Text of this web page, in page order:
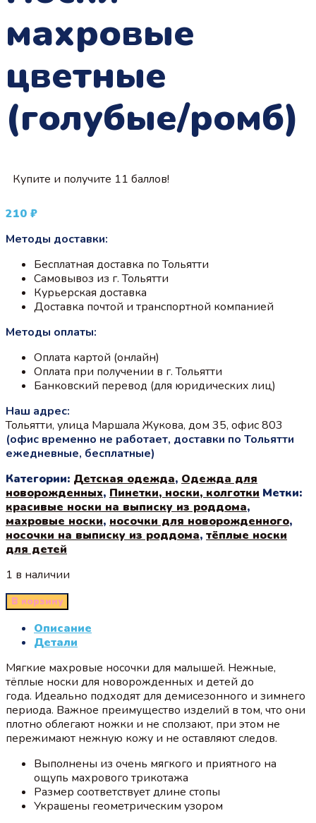
махровые
цветные
(голубые/ромб)
Купите и получите 11 баллов!
210 ₽
Методы доставки:
Бесплатная доставка по Тольятти
Самовывоз из г. Тольятти
Курьерская доставка
Доставка почтой и транспортной компанией
Методы оплаты:
Оплата картой (онлайн)
Оплата при получении в г. Тольятти
Банковский перевод (для юридических лиц)
Наш адрес:
Тольятти, улица Маршала Жукова, дом 35, офис 803
(офис временно не работает, доставки по Тольятти
ежедневные, бесплатные)
Категории: Детская одежда, Одежда для
новорожденных, Пинетки, носки, колготки Метки:
красивые носки на выписку из роддома,
махровые носки, носочки для новорожденного,
носочки на выписку из роддома, тёплые носки
для детей
1 в наличии
В корзину
Описание
Детали
Мягкие махровые носочки для малышей. Нежные,
тёплые носки для новорожденных и детей до
года. Идеально подходят для демисезонного и зимнего
периода. Важное преимущество изделий в том, что они
плотно облегают ножки и не сползают, при этом не
пережимают нежную кожу и не оставляют следов.
Выполнены из очень мягкого и приятного на
ощупь махрового трикотажа
Размер соответствует длине стопы
Украшены геометрическим узором